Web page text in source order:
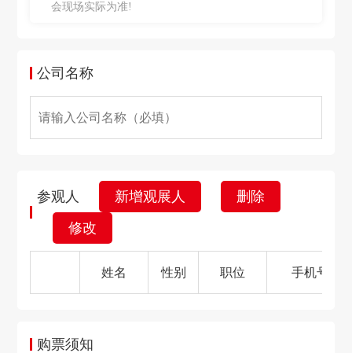
会现场实际为准!
公司名称
参观人 新增观展人
删除
修改
姓名 性别 职位 手机号
购票须知